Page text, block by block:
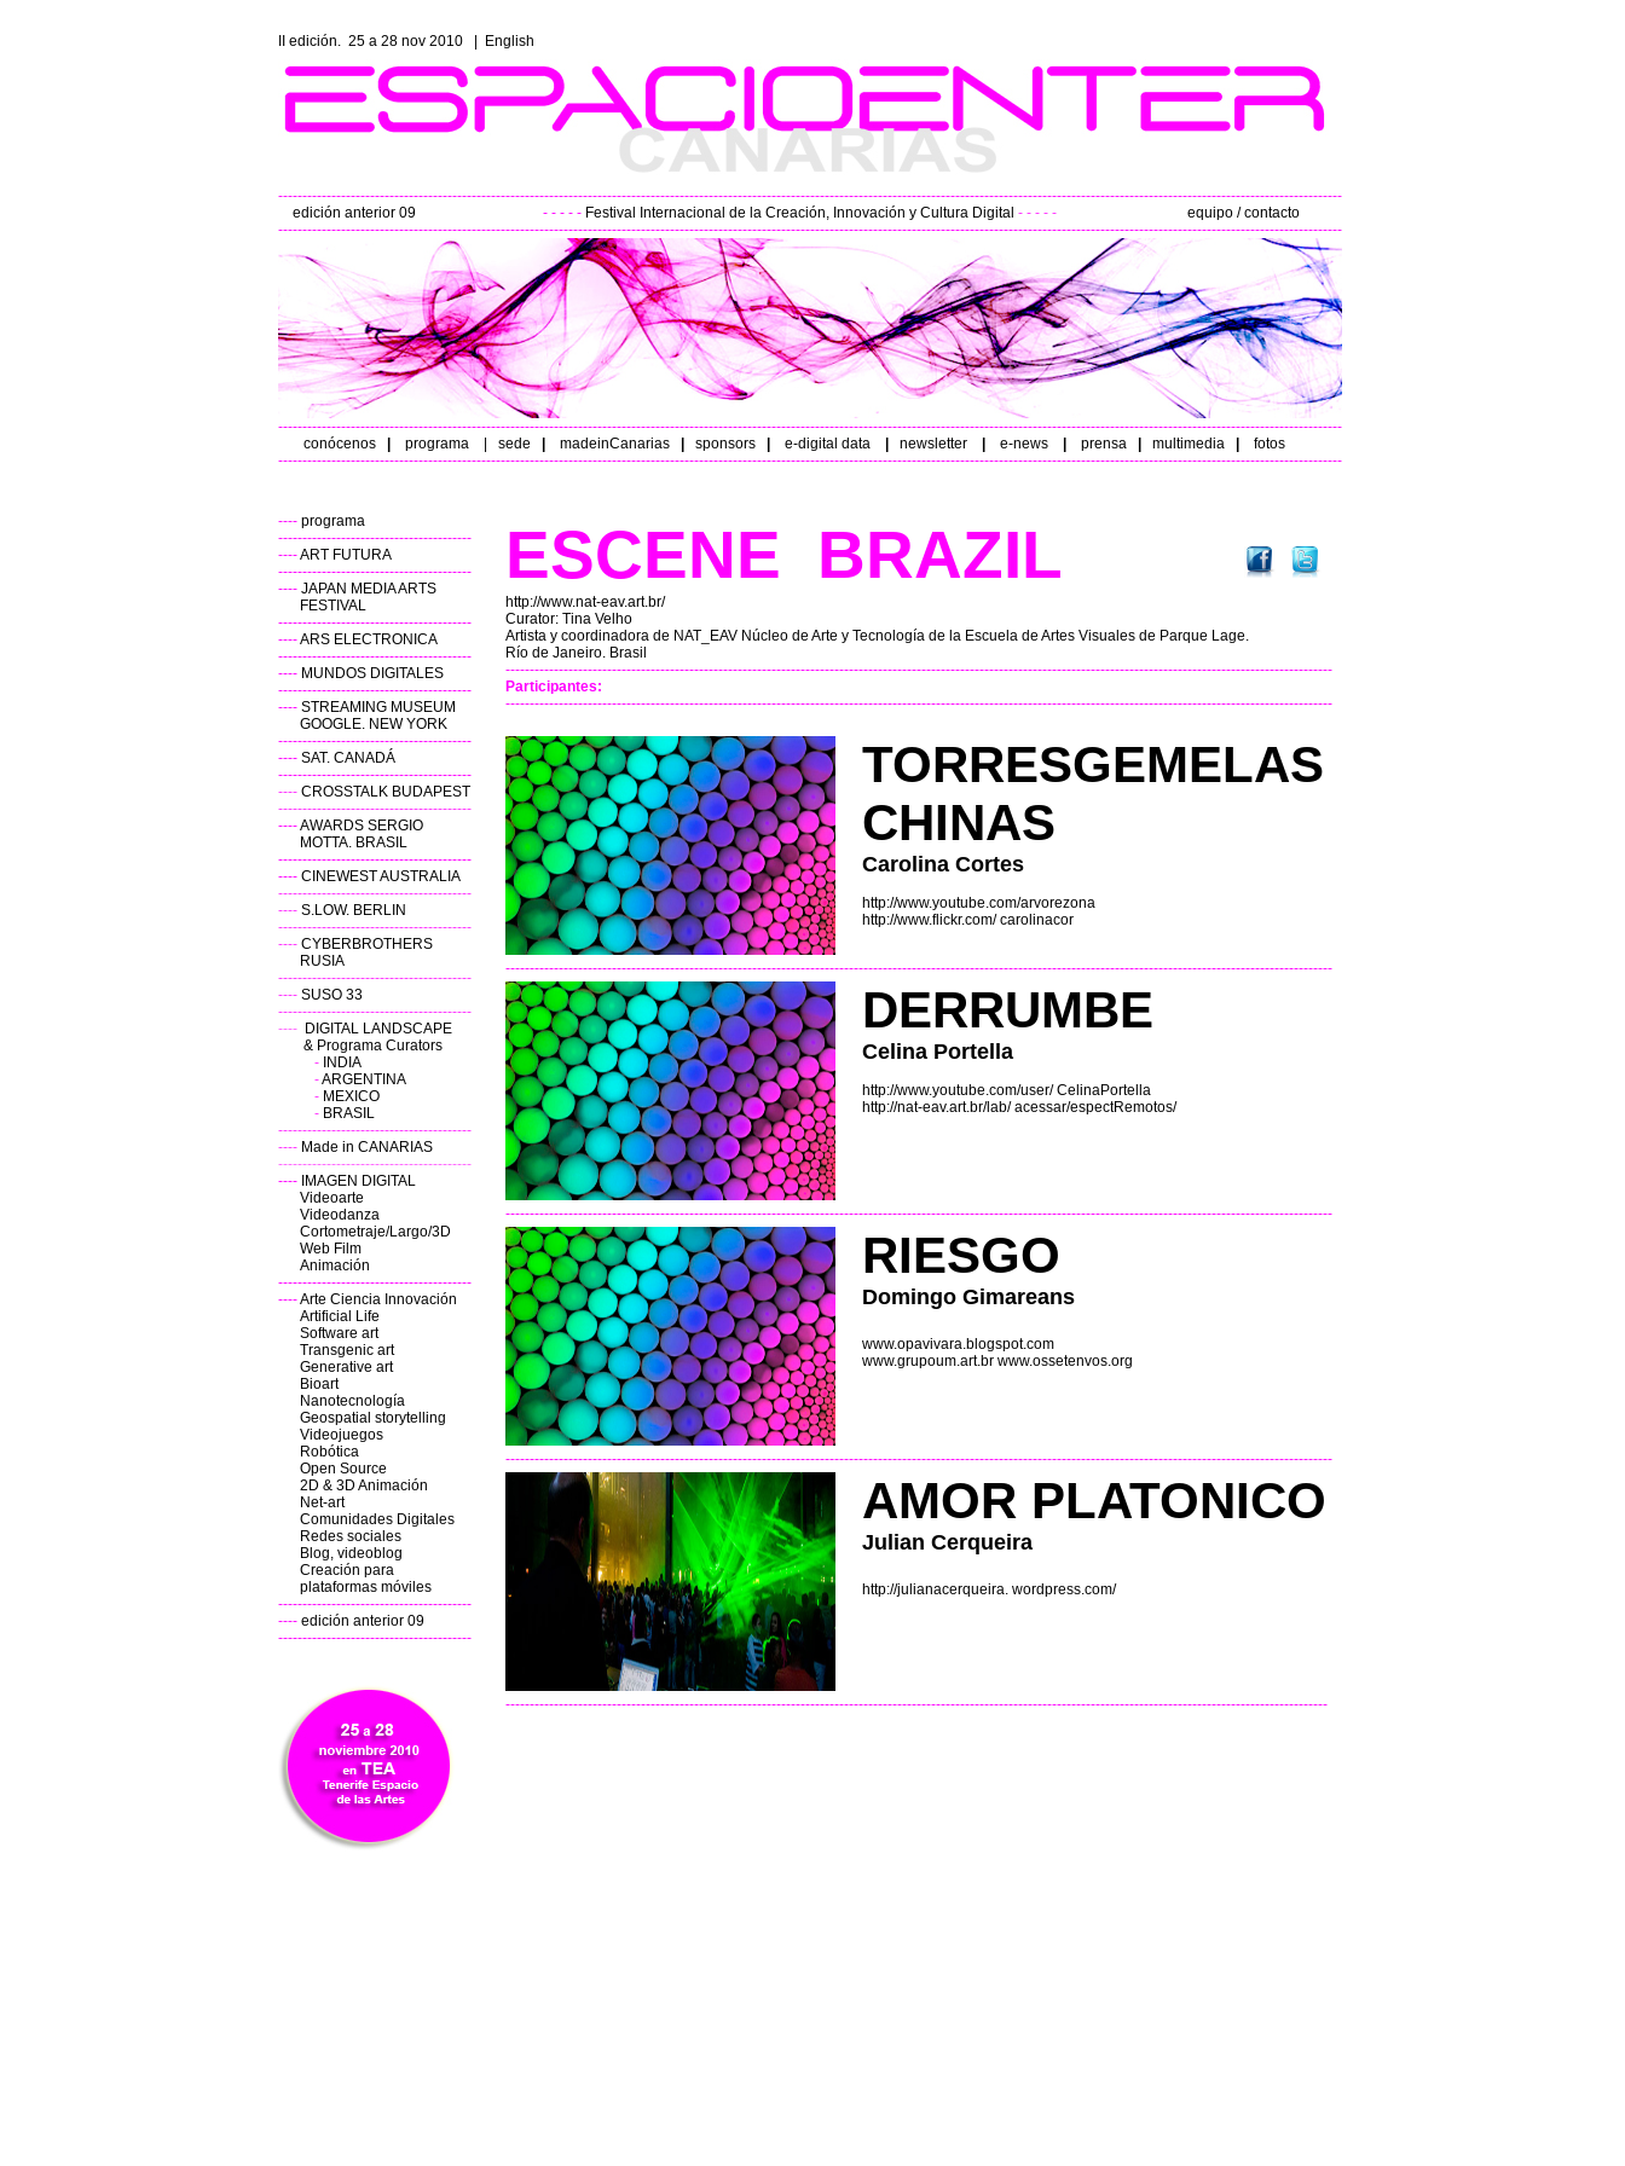
II edición. 25 a 28 nov 2010 English
----------------------------------------------------------------------------------------------------------------------------------------------------------------------------------------------------------------------------
edición anterior 09
- - - - - Festival Internacional de la Creación, Innovación y Cultura Digital - - - - -
equipo / contacto
----------------------------------------------------------------------------------------------------------------------------------------------------------------------------------------------------------------------------
----------------------------------------------------------------------------------------------------------------------------------------------------------------------------------------------------------------------------
conócenos
programa sede madeinCanarias sponsors e-digital data newsletter e-news prensa multimedia
fotos
----------------------------------------------------------------------------------------------------------------------------------------------------------------------------------------------------------------------------
---- programa
----------------------------------------
----ART FUTURA
----------------------------------------
---- JAPAN MEDIA ARTS
FESTIVAL
----------------------------------------
----ARS ELECTRONICA
----------------------------------------
---- MUNDOS DIGITALES
----------------------------------------
---- STREAMING MUSEUM
GOOGLE. NEW YORK
----------------------------------------
---- SAT. CANADÁ
----------------------------------------
---- CROSSTALK BUDAPEST
----------------------------------------
----AWARDS SERGIO
MOTTA. BRASIL
----------------------------------------
---- CINEWEST AUSTRALIA
----------------------------------------
---- S.LOW. BERLIN
----------------------------------------
---- CYBERBROTHERS
RUSIA
----------------------------------------
---- SUSO 33
----------------------------------------
---- DIGITAL LANDSCAPE
& Programa Curators
- INDIA
-ARGENTINA
- MEXICO
- BRASIL
----------------------------------------
---- Made in CANARIAS
----------------------------------------
---- IMAGEN DIGITAL
Videoarte
Videodanza
Cortometraje/Largo/3D
Web Film
Animación
----------------------------------------
----Arte Ciencia Innovación
Artificial Life
Software art
Transgenic art
Generative art
Bioart
Nanotecnología
Geospatial storytelling
Videojuegos
Robótica
Open Source
2D & 3D Animación
Net-art
Comunidades Digitales
Redes sociales
Blog, videoblog
Creación para
plataformas móviles
----------------------------------------
---- edición anterior 09
----------------------------------------
ESCENE BRAZIL
http://www.nat-eav.art.br/
Curator: Tina Velho
Artista y coordinadora de NAT_EAV Núcleo de Arte y Tecnología de la Escuela de Artes Visuales de Parque Lage.
Río de Janeiro. Brasil
---------------------------------------------------------------------------------------------------------------------------------------------------------------------------
Participantes:
---------------------------------------------------------------------------------------------------------------------------------------------------------------------------
TORRESGEMELAS
CHINAS
Carolina Cortes
http://www.youtube.com/arvorezona
http://www.flickr.com/ carolinacor
---------------------------------------------------------------------------------------------------------------------------------------------------------------------------
DERRUMBE
Celina Portella
http://www.youtube.com/user/ CelinaPortella
http://nat-eav.art.br/lab/ acessar/espectRemotos/
---------------------------------------------------------------------------------------------------------------------------------------------------------------------------
RIESGO
Domingo Gimareans
www.opavivara.blogspot.com
www.grupoum.art.br www.ossetenvos.org
---------------------------------------------------------------------------------------------------------------------------------------------------------------------------
AMOR PLATONICO
Julian Cerqueira
http://julianacerqueira. wordpress.com/
--------------------------------------------------------------------------------------------------------------------------------------------------------------------------